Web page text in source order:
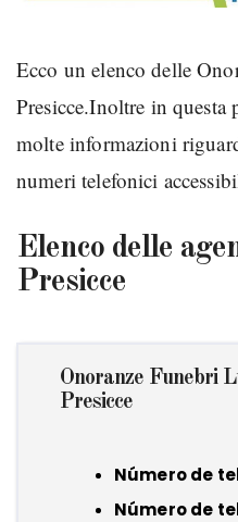
Ecco un elenco delle
Presicce.Inoltre in
molte informazioni
numeri telefonici
Elenco delle
Presicce
Onoranze Funebri
Presicce
Número de
Número de